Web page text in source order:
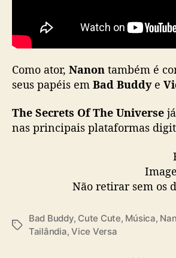
Como ator, Nanon também é
seus papéis em Bad Buddye
The Secrets Of The Universe
nas principais plataformas
Não retirar sem os
T
Bad Buddy, Cute Cute, Música,
Tailândia,Vice Versa